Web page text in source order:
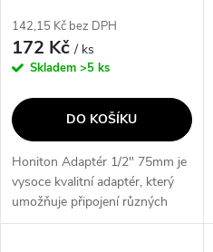
o
d
u
k
t
o
d
u
k
t
142,15 Kč bez DPH
172 Kč/ ks
Skladem >5 ks
DO KOŠÍKU
Honiton Adaptér 1/2" 75mm je
vysoce kvalitní adaptér, který
umožňuje připojení různých
nástrojů a příslušenství s 1/2"